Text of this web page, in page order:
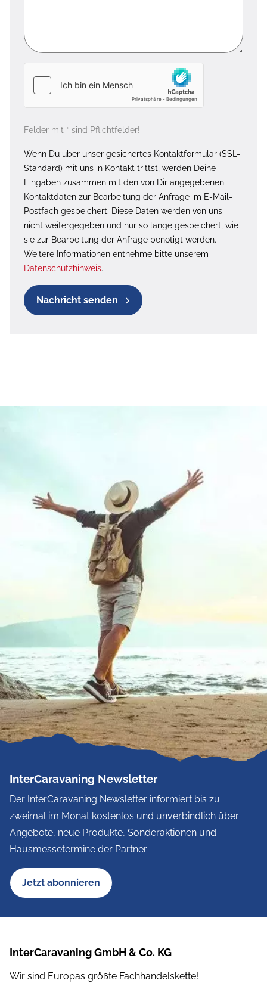
Felder mit * sind Pflichtfelder!
Wenn Du über unser gesichertes Kontaktformular (SSL-
Standard) mit uns in Kontakt trittst, werden Deine
Eingaben zusammen mit den von Dir angegebenen
Kontaktdaten zur Bearbeitung der Anfrage im E-Mail-
Postfach gespeichert. Diese Daten werden von uns
nicht weitergegeben und nur so lange gespeichert, wie
sie zur Bearbeitung der Anfrage benötigt werden.
Weitere Informationen entnehme bitte unserem
Datenschutzhinweis.
Nachricht senden
InterCaravaning Newsletter
Der InterCaravaning Newsletter informiert bis zu
zweimal im Monat kostenlos und unverbindlich über
Angebote, neue Produkte, Sonderaktionen und
Hausmessetermine der Partner.
Jetzt abonnieren
InterCaravaning GmbH & Co. KG
Wir sind Europas größte Fachhandelskette!